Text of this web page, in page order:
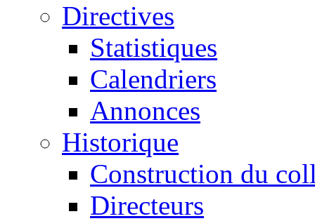
Directives
Statistiques
Calendriers
Annonces
Historique
Construction du
Directeurs